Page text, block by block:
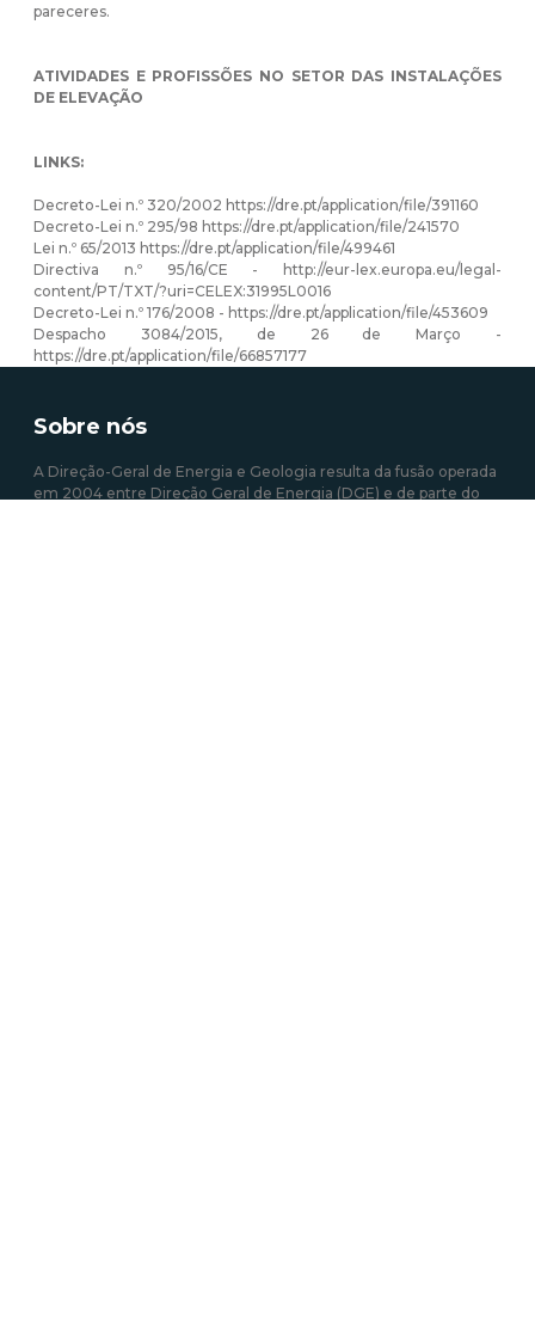
pareceres.
ATIVIDADES E PROFISSÕES NO SETOR DAS INSTALAÇÕES
DE ELEVAÇÃO
LINKS:
Decreto-Lei n.º 320/2002https://dre.pt/application/file/391160
Decreto-Lei n.º 295/98https://dre.pt/application/file/241570
Lei n.º 65/2013https://dre.pt/application/file/499461
Directiva n.º 95/16/CE - http://eur-lex.europa.eu/legal-
content/PT/TXT/?uri=CELEX:31995L0016
Decreto-Lei n.º 176/2008 -https://dre.pt/application/file/453609
Despacho 3084/2015, de 26 de Março -
https://dre.pt/application/file/66857177
Sobre nós
A Direção-Geral de Energia e Geologia resulta da fusão operada
em 2004 entre Direção Geral de Energia (DGE) e de parte do